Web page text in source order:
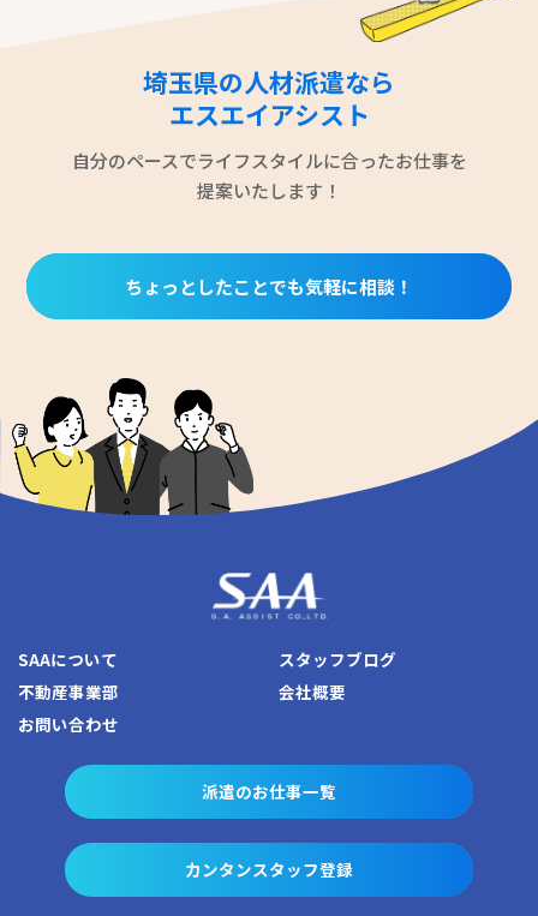
埼玉県の人材派遣なら
エスエイアシスト
自分のペースでライフスタイルに合ったお仕事を
提案いたします！
ちょっとしたことでも気軽に相談！
SAAについて
スタッフブログ
不動産事業部
会社概要
お問い合わせ
派遣のお仕事一覧
カンタンスタッフ登録